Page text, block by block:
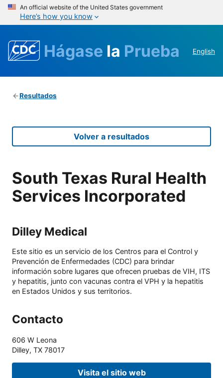
An official website of the United States government
Here’s how you know
Hágase la Prueba English
Resultados
Volver a resultados
South Texas Rural Health
Services Incorporated
Dilley Medical
Este sitio es un servicio de los Centros para el Control y
Prevención de Enfermedades (CDC) para brindar
información sobre lugares que ofrecen pruebas de VIH, ITS
y hepatitis, junto con vacunas contra el VPH y la hepatitis
en Estados Unidos y sus territorios.
Contacto
606 W Leona
Dilley, TX 78017
Visita el sitio web